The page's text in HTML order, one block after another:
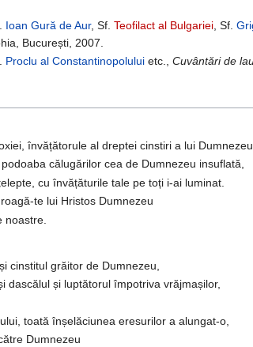
Ioan Gură de Aur, Sf.Teofilact al Bulgariei , Sf.
București, 2007.
Proclu al Constantinopolului etc.,Cuvântări de
învățătorule al dreptei cinstiri a lui
călugărilor cea de Dumnezeu insuflată,
cu învățăturile tale pe toți i-ai luminat.
te lui Hristos Dumnezeu
noastre.
cinstitul grăitor de Dumnezeu,
dascălul și luptătorul împotriva vrăjmașilor,
toată înșelăciunea eresurilor a alungat-o,
Dumnezeu